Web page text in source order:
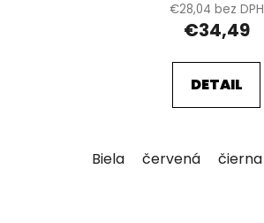
€28,04 bez DPH
€34,49
DETAIL
Biela červená čierna